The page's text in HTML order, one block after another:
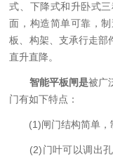
式、下降式和升卧式
面，构造简单可靠，
板、构架、支承行走部
直升直降。
智能平板闸是被广
门有如下特点：
(1)闸门结构简单，
(2)门叶可以调出孔